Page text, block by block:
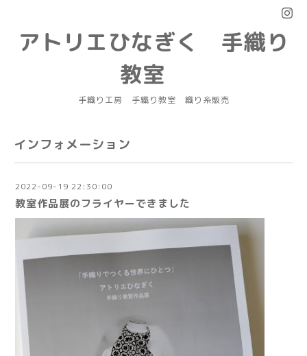
アトリエひなぎく 手織り
教室
手織り工房 手織り教室 織り糸販売
インフォメーション
2022-09-19 22:30:00
教室作品展のフライヤーできました